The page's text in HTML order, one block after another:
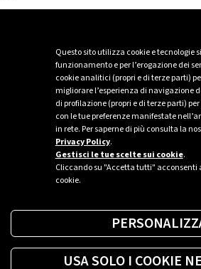
Questo sito utilizza cookie e tecnologie
funzionamento e per l’erogazione dei
cookie analitici (propri e di terze parti)
migliorare l’esperienza di navigazione
di profilazione (propri e di terze parti)
con le tue preferenze manifestate
in rete. Per saperne di più consulta la
Privacy Policy.
Gestisci le tue scelte sui cookie.
Cliccando su "Accetta tutti" acconsenti
cookie.
USA SOLO I COOKIE
C'è un problema con il
Per favore riprova piú tardi
Sei un’azienda o
Trova la soluzione più
Richiedi una